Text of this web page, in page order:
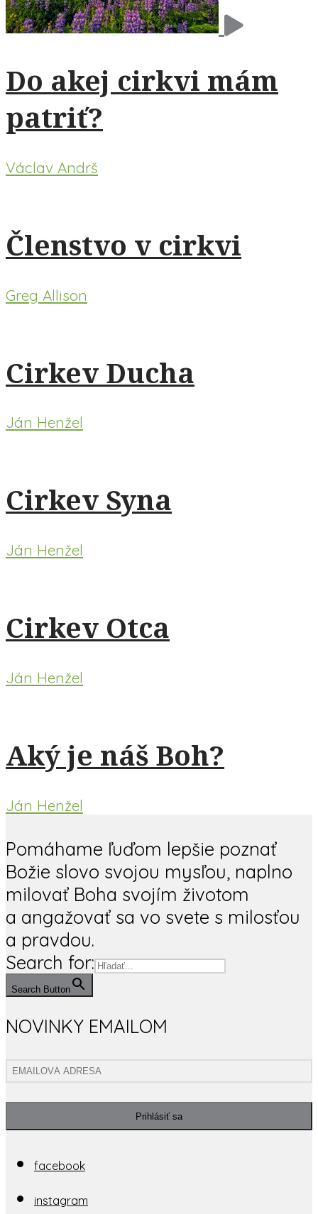
Do akej cirkvi mám
patriť?
Václav Andrš
Členstvo v cirkvi
Greg Allison
Cirkev Ducha
Ján Henžel
Cirkev Syna
Ján Henžel
Cirkev Otca
Ján Henžel
Aký je náš Boh?
Ján Henžel
Pomáhame ľuďom lepšie poznať
Božie slovo svojou mysľou, naplno
milovať Boha svojím životom
a angažovať sa vo svete s milosťou
a pravdou.
Search for:
Search Button
NOVINKY EMAILOM
Prihlásiť sa
facebook
instagram